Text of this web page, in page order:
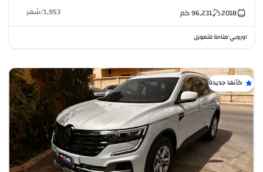
2018
96,231كم 1,953
/شهر
اوروبي•متاحة للتمويل
كأنها جديدة